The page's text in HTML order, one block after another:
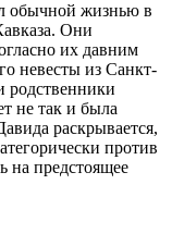
обычной жизнью в
Они
их давним
невесты из Санкт-
родственники
не так и была
раскрывается,
против
на предстоящее